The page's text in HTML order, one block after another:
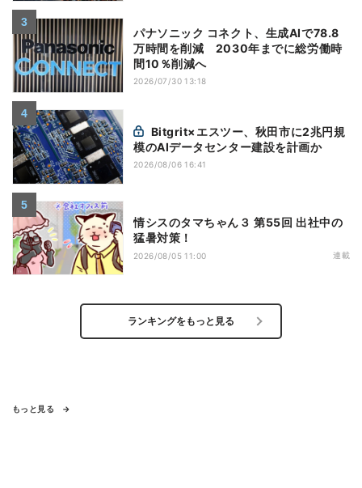
パナソニック コネクト、生成AIで78.8
万時間を削減 2030年までに総労働時
間10％削減へ
2026/07/30 13:18
模のAIデータセンター建設を計画か
2026/08/06 16:41
情シスのタマちゃん３ 第55回 出社中の
猛暑対策！
2026/08/05 11:00 連載
ランキングをもっと見る
もっと見る